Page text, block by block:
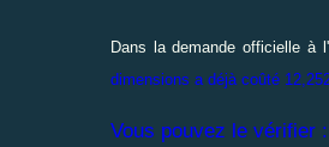
Dans la demande officielle à
dimensions a déjà coûté
Vous pouvez le vérifier :